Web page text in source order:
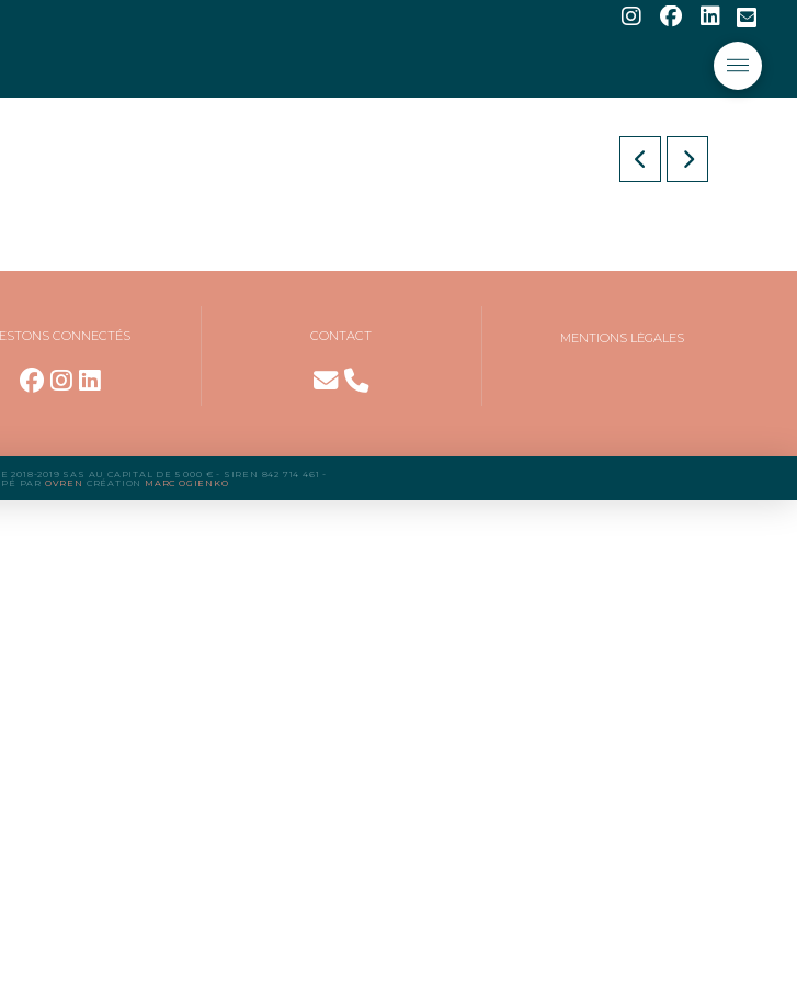
CONNECTÉS CONTACT MENTIONS LÉGALES
2018-2019 SAS AU CAPITAL DE 5 000 € - SIREN 842 714 461 -
PAR OVREN CRÉATION MARC OGIENKO